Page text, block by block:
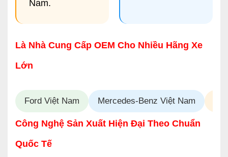
Nam.
Là Nhà Cung Cấp OEM Cho Nhiều Hãng Xe
Lớn
Ford Việt Nam Mercedes-Benz Việt Nam
Công Nghệ Sản Xuất Hiện Đại Theo Chuẩn
Quốc Tế